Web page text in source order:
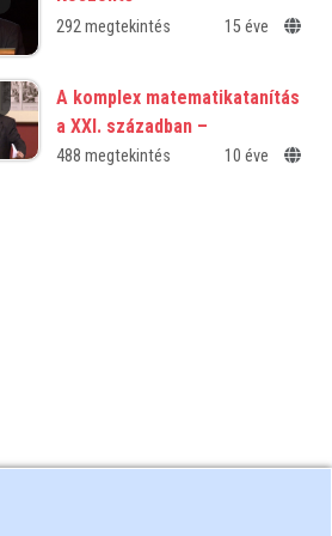
292 megtekintés 15 éve
A komplex matematikatanítás
a XXI. században –
a kombinatorikus gondolkodás
488 megtekintés 10 éve